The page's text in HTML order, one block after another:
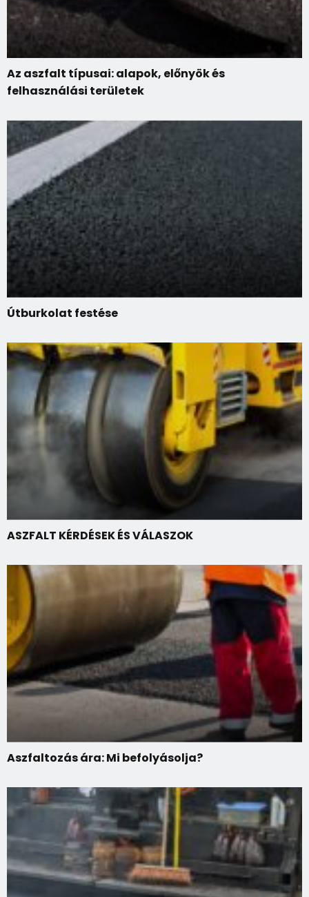
Az aszfalt típusai: alapok, előnyök és
felhasználási területek
Útburkolat festése
ASZFALT KÉRDÉSEK ÉS VÁLASZOK
Aszfaltozás ára: Mi befolyásolja?